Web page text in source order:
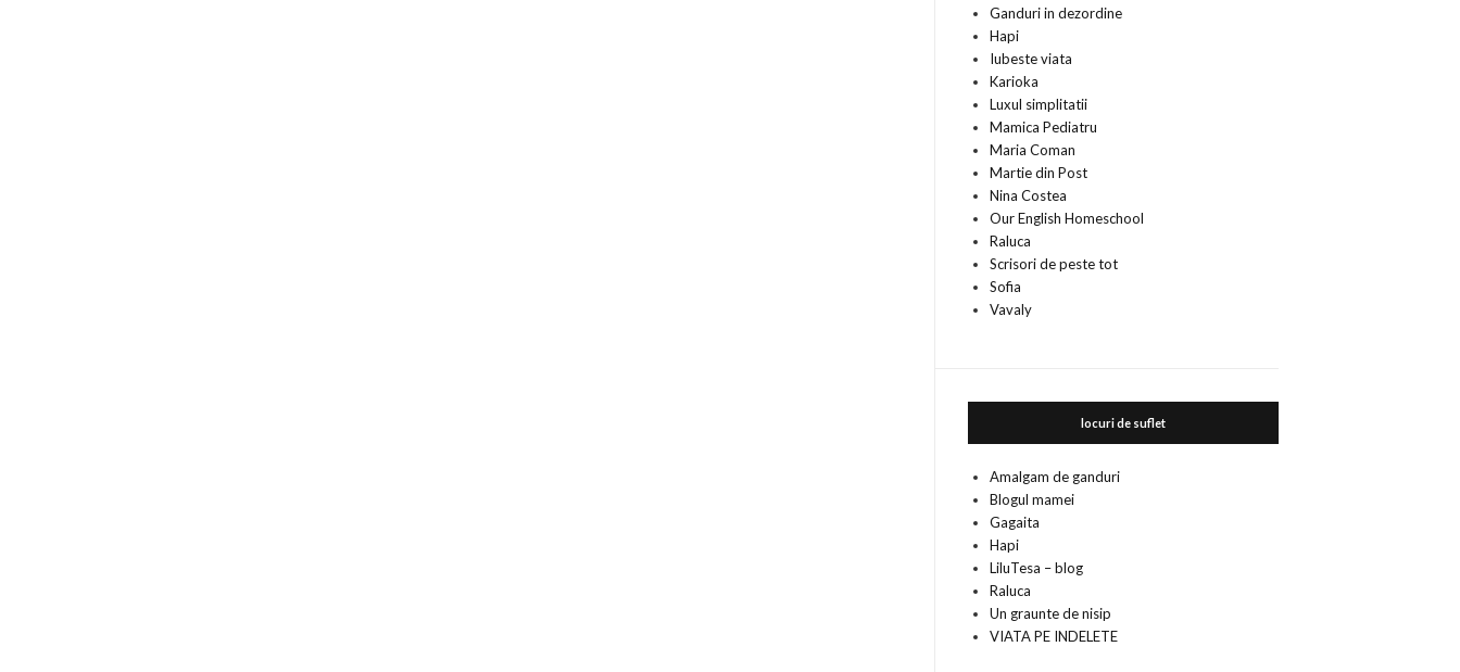
Ganduri in dezordine
Hapi
Iubeste viata
Karioka
Luxul simplitatii
Mamica Pediatru
Maria Coman
Martie din Post
Nina Costea
Our English Homeschool
Raluca
Scrisori de peste tot
Sofia
Vavaly
locuri de suflet
Amalgam de ganduri
Blogul mamei
Gagaita
Hapi
LiluTesa – blog
Raluca
Un graunte de nisip
VIATA PE INDELETE